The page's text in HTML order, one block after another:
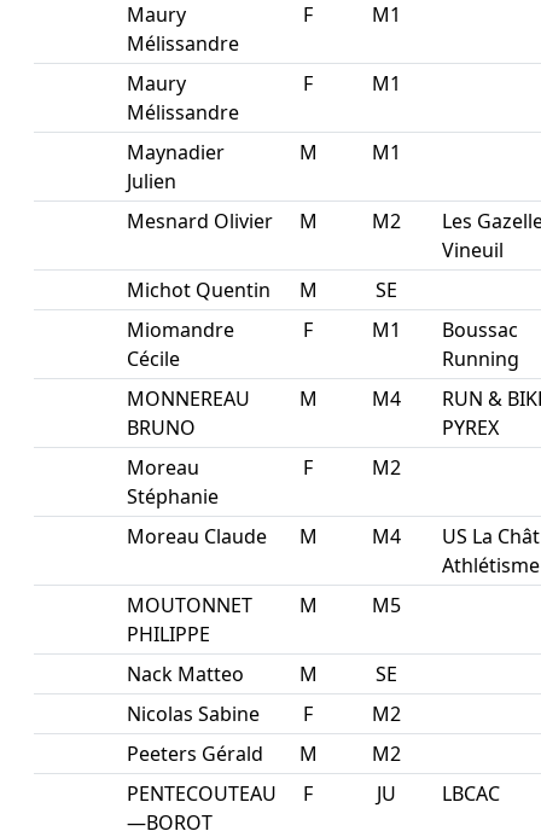
Maury
Mélissandre
F M1
Maury
Mélissandre
F M1
Maynadier
Julien
M M1
Mesnard Olivier M M2
Les
Vineuil
Michot Quentin
M
SE
Miomandre
Cécile
F M1
Boussac
Running
MONNEREAU
BRUNO
M M4
RUN &
PYREX
Moreau
Stéphanie
F M2
Moreau Claude M M4
US La
Athlétisme
MOUTONNET
PHILIPPE
M M5
Nack Matteo M
SE
Nicolas Sabine
F
M2
Peeters Gérald
M
M2
PENTECOUTEAU
—BOROT
F JU LBCAC